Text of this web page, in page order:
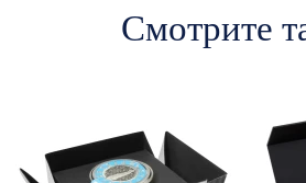
Смотрите